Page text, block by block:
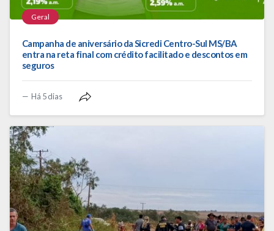
Geral
Campanha de aniversário da Sicredi Centro-Sul MS/BA
entra na reta final com crédito facilitado e descontos em
seguros
Há 5 dias